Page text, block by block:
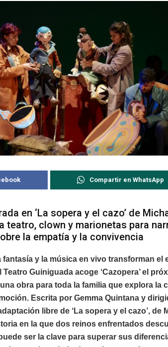
Compartir en WhatsApp
en ‘La sopera y el cazo’ de
teatro, clown y marionetas para
la empatía y la convivencia
y la música en vivo transforman el
Guiniguada acoge ‘Cazopera’ el
obra para toda la familia que explora la
Escrita por Gemma Quintana y
libre de ‘La sopera y el cazo’, de
en la que dos reinos enfrentados
ser la clave para superar sus